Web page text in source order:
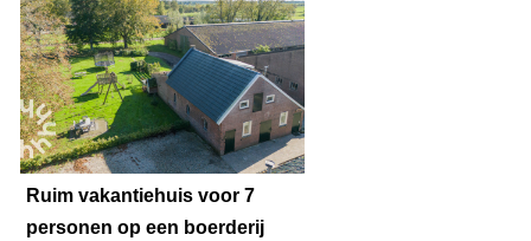
Ruim vakantiehuis voor 7
personen op een boerderij